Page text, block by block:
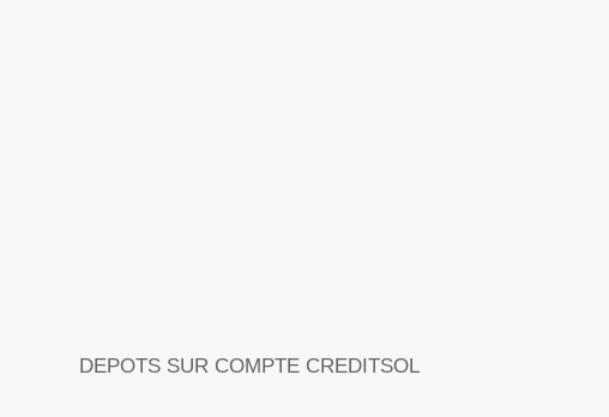
DEPOTS SUR COMPTE CREDITSOL